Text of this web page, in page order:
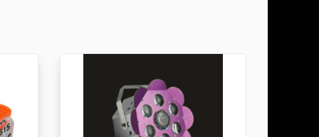
от суммы заказа не менее 50.000 руб,
не более 100х100х80 см. Заявку оформляет
быть приложена доверенность. Документы